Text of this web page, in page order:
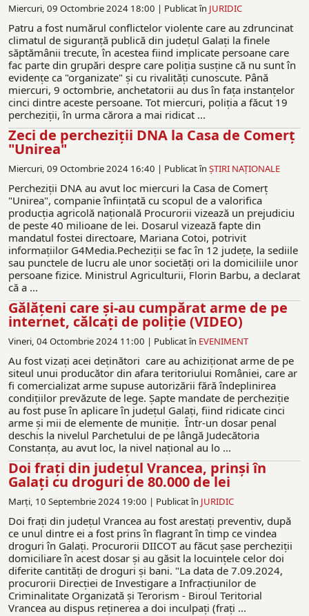
Miercuri, 09 Octombrie 2024 18:00 | Publicat în JURIDIC
Patru a fost numărul conflictelor violente care au zdruncinat
climatul de siguranță publică din județul Galați la finele
săptămânii trecute, în acestea fiind implicate persoane care
fac parte din grupări despre care poliția susține că nu sunt în
evidenţe ca "organizate" și cu rivalități cunoscute. Până
miercuri, 9 octombrie, anchetatorii au dus în fața instanțelor
cinci dintre aceste persoane. Tot miercuri, poliția a făcut 19
percheziții, în urma cărora a mai ridicat ...
Zeci de percheziții DNA la Casa de Comerț
"Unirea"
Miercuri, 09 Octombrie 2024 16:40 | Publicat în ŞTIRI NAŢIONALE
Percheziții DNA au avut loc miercuri la Casa de Comerț
"Unirea", companie înființată cu scopul de a valorifica
producția agricolă națională Procurorii vizează un prejudiciu
de peste 40 milioane de lei. Dosarul vizează fapte din
mandatul fostei directoare, Mariana Cotoi, potrivit
informațiilor G4Media.Pecheziții se fac în 12 județe, la sediile
sau punctele de lucru ale unor societăți ori la domiciliile unor
persoane fizice. Ministrul Agriculturii, Florin Barbu, a declarat
că a ...
Gălățeni care și-au cumpărat arme de pe
internet, călcați de poliție (VIDEO)
Vineri, 04 Octombrie 2024 11:00 | Publicat în EVENIMENT
Au fost vizați acei deținători care au achiziționat arme de pe
siteul unui producător din afara teritoriului României, care ar
fi comercializat arme supuse autorizării fără îndeplinirea
condițiilor prevăzute de lege. Șapte mandate de percheziție
au fost puse în aplicare în județul Galați, fiind ridicate cinci
arme și mii de elemente de muniție. Într-un dosar penal
deschis la nivelul Parchetului de pe lângă Judecătoria
Constanța, au avut loc, la nivel național au lo ...
Doi fraţi din judeţul Vrancea, prinşi în
Galaţi cu droguri de 80.000 de lei
Marți, 10 Septembrie 2024 19:00 | Publicat în JURIDIC
Doi fraţi din judeţul Vrancea au fost arestaţi preventiv, după
ce unul dintre ei a fost prins în flagrant în timp ce vindea
droguri în Galaţi. Procurorii DIICOT au făcut şase percheziţii
domiciliare în acest dosar şi au găsit la locuinţele celor doi
diferite cantităţi de droguri şi bani. "La data de 7.09.2024,
procurorii Direcţiei de Investigare a Infracţiunilor de
Criminalitate Organizată şi Terorism - Biroul Teritorial
Vrancea au dispus reţinerea a doi inculpaţi (fraţi ...